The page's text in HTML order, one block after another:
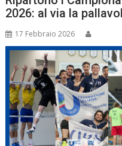
2026: al via la
17 Febbraio 2026